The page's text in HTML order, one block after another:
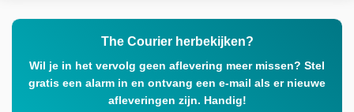
The Courier herbekijken?
Wil je in het vervolg geen aflevering meer missen? Stel
gratis een alarm in en ontvang een e-mail als er nieuwe
afleveringen zijn. Handig!